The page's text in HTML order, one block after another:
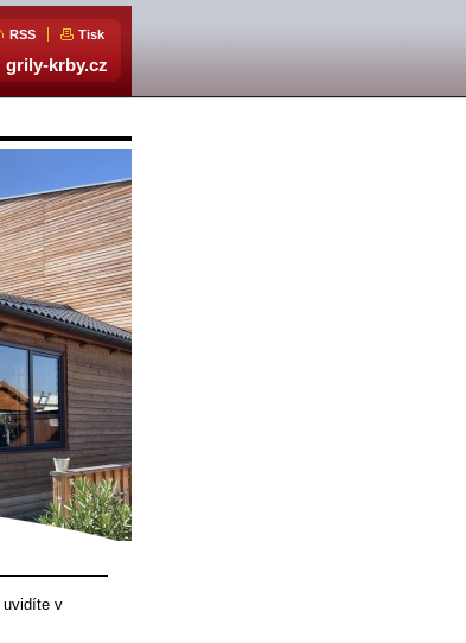
RSS Tisk
grily-krby.cz
uvidíte v